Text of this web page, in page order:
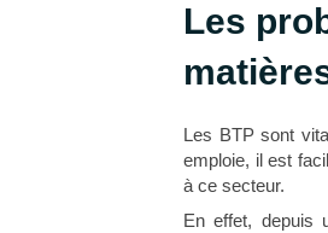
Les
Les BTP sont
emploie, il est
à ce secteur.
En effet, depuis